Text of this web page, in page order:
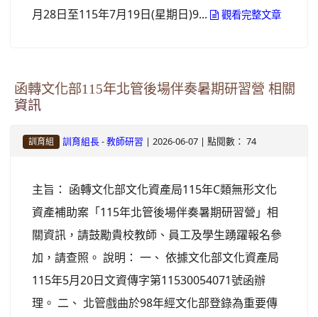
月28日至115年7月19日(星期日)9...
觀看完整文章
函轉文化部115年北管後場伴奏暑期研習營 相關
資訊
訓育組 訓育組長- 教師研習 | 2026-06-07 | 點閱數： 74
主旨： 函轉文化部文化資產局115年C類無形文化
資產補助案「115年北管後場伴奏暑期研習營」相
關資訊，請鼓勵貴校教師、員工及學生踴躍報名參
加，請查照。 說明： 一、 依據文化部文化資產局
115年5月20日文資傳字第11530054071號函辦
理。 二、 北管戲曲於98年經文化部登錄為重要傳